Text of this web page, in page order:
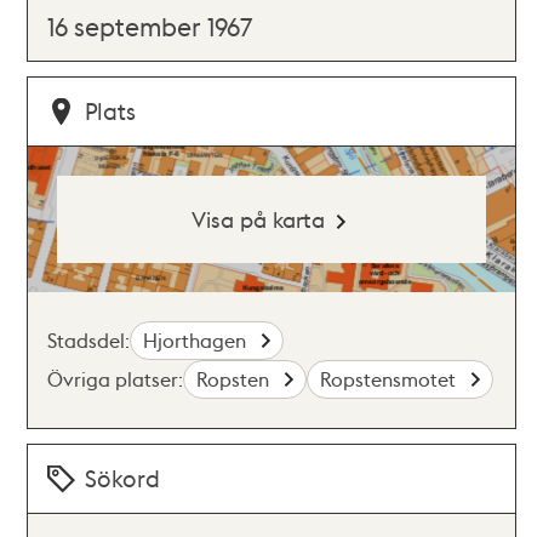
16 september 1967
Plats
Visa på karta
Stadsdel: Hjorthagen
Övriga platser: Ropsten Ropstensmotet
Sökord